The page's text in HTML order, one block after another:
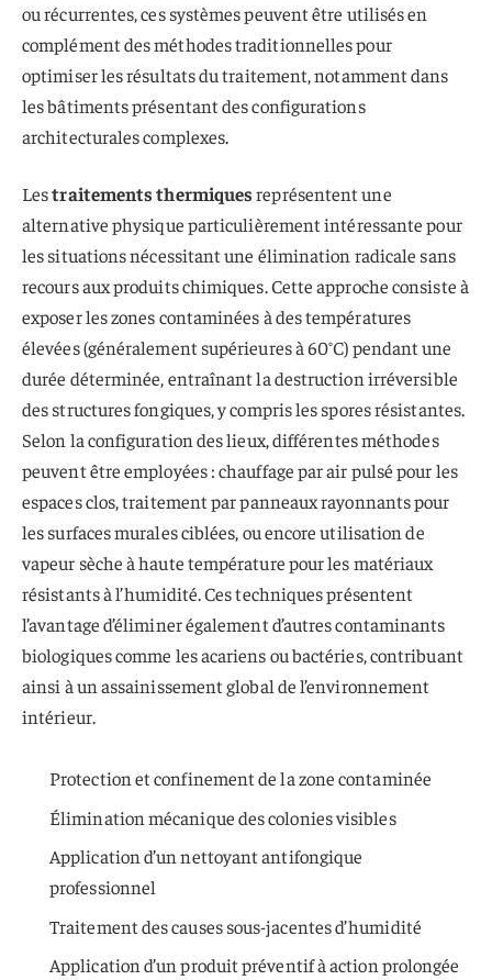
ou récurrentes, ces systèmes peuvent être utilisés en
complément des méthodes traditionnelles pour
optimiser les résultats du traitement, notamment dans
les bâtiments présentant des configurations
architecturales complexes.
Lestraitements thermiquesreprésentent une
alternative physique particulièrement intéressante pour
les situations nécessitant une élimination radicale sans
recours aux produits chimiques. Cette approche consiste à
exposer les zones contaminées à des températures
élevées (généralement supérieures à 60°C) pendant une
durée déterminée, entraînant la destruction irréversible
des structures fongiques, y compris les spores résistantes.
Selon la configuration des lieux, différentes méthodes
peuvent être employées : chauffage par air pulsé pour les
espaces clos, traitement par panneaux rayonnants pour
les surfaces murales ciblées, ou encore utilisation de
vapeur sèche à haute température pour les matériaux
résistants à l’humidité. Ces techniques présentent
l’avantage d’éliminer également d’autres contaminants
biologiques comme les acariens ou bactéries, contribuant
ainsi à un assainissement global de l’environnement
intérieur.
Protection et confinement de la zone contaminée
Élimination mécanique des colonies visibles
Application d’un nettoyant antifongique
professionnel
Traitement des causes sous-jacentes d’humidité
Application d’un produit préventif à action prolongée